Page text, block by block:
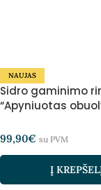
NAUJAS
Sidro gaminimo
“Apyniuotas
99,90€ su PVM
Į